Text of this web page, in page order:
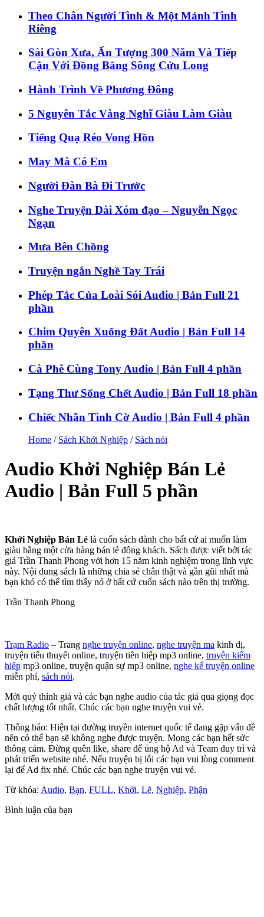
Theo Chân Người Tình & Một Mảnh Tình
Riêng
Sài Gòn Xưa, Ấn Tượng 300 Năm Và Tiếp
Cận Với Đồng Bằng Sông Cửu Long
Hành Trình Về Phương Đông
5 Nguyên Tắc Vàng Nghĩ Giàu Làm Giàu
Tiếng Quạ Réo Vong Hồn
May Mà Có Em
Người Đàn Bà Đi Trước
Nghe Truyện Dài Xóm đạo – Nguyễn Ngọc
Ngạn
Mưa Bên Chồng
Truyện ngắn Nghề Tay Trái
Phép Tắc Của Loài Sói Audio | Bản Full 21
phần
Chim Quyên Xuống Đất Audio | Bản Full 14
phần
Cà Phê Cùng Tony Audio | Bản Full 4 phần
Tạng Thư Sống Chết Audio | Bản Full 18 phần
Chiếc Nhẫn Tình Cờ Audio | Bản Full 4 phần
Home / Sách Khởi Nghiệp / Sách nói
Audio Khởi Nghiệp Bán Lẻ
Audio | Bản Full 5 phần
Khởi Nghiệp Bán Lẻ là cuốn sách dành cho bất cứ ai muốn làm
giàu bằng một cửa hàng bán lẻ đông khách. Sách được viết bởi tác
giả Trần Thanh Phong với hơn 15 năm kinh nghiệm trong lĩnh vực
này. Nội dung sách là những chia sẻ chân thật và gần gũi nhất mà
bạn khó có thể tìm thấy nó ở bất cứ cuốn sách nào trên thị trường.
Trần Thanh Phong
Trạm Radio – Trang nghe truyện online, nghe truyện ma kinh dị,
truyện tiểu thuyết online, truyện tiên hiệp mp3 online, truyện kiếm
hiêp mp3 online, truyện quận sự mp3 online, nghe kể truyện online
miễn phí, sách nói.
Mời quý thính giả và các bạn nghe audio của tác giả qua giọng đọc
chất lượng tốt nhất. Chúc các bạn nghe truyện vui vẻ.
Thông báo: Hiện tại đường truyền internet quốc tế đang gặp vấn đề
nên có thể bạn sẽ không nghe được truyện. Mong các bạn hết sức
thông cảm. Đừng quên like, share để ủng hộ Ad và Team duy trì và
phát triển website nhé. Nếu truyện bị lỗi các bạn vui lòng comment
lại để Ad fix nhé. Chúc các bạn nghe truyện vui vẻ.
Từ khóa: Audio, Bạn, FULL, Khởi, Lẽ, Nghiệp, Phận
Bình luận của bạn